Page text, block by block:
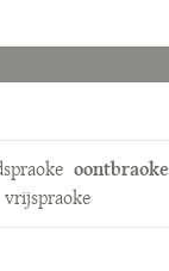
oontbraoke
vrijspraoke